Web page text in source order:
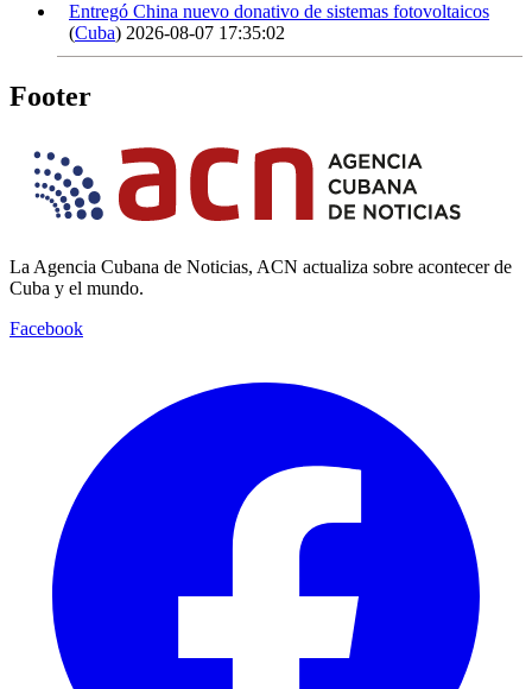
Entregó China nuevo donativo de sistemas fotovoltaicos
(Cuba) 2026-08-07 17:35:02
Footer
La Agencia Cubana de Noticias, ACN actualiza sobre acontecer de
Cuba y el mundo.
Facebook